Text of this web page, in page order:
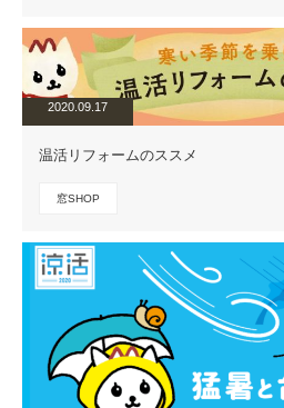
2020.09.17
温活リフォームのススメ
窓SHOP